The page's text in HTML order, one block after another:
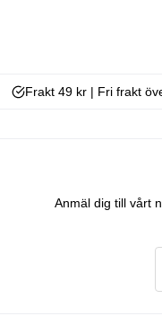
Frakt 49 kr | Fri frakt
Anmäl dig till vårt